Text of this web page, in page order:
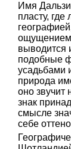
Имя
пласту,
ощущением
выводится
подобные
усадьбами
природа
оно звучит
знак
смысле
себе